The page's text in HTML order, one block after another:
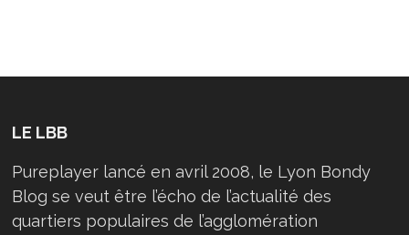
LE LBB
Pureplayer lancé en avril 2008, le Lyon Bondy
Blog se veut être l’écho de l’actualité des
quartiers populaires de l’agglomération